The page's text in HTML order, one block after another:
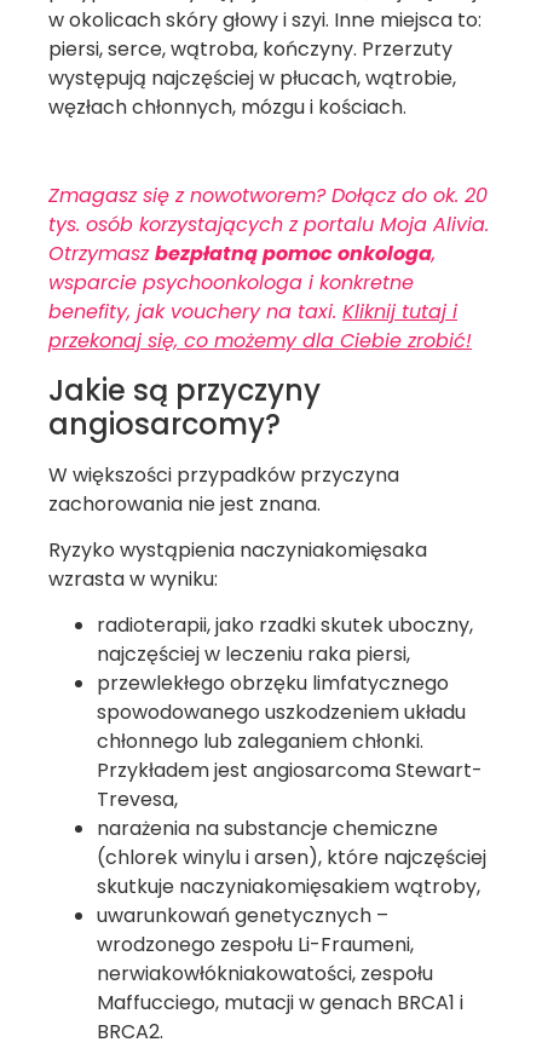
w okolicach skóry głowy i szyi. Inne miejsca to:
piersi, serce, wątroba, kończyny. Przerzuty
występują najczęściej w płucach, wątrobie,
węzłach chłonnych, mózgu i kościach.
Zmagasz się z nowotworem? Dołącz do ok. 20
tys. osób korzystających z portalu Moja Alivia.
Otrzymaszbezpłatną pomoc onkologa,
wsparcie psychoonkologa i konkretne
benefity, jak vouchery na taxi. Kliknij tutaj i
przekonaj się, co możemy dla Ciebie zrobić!
Jakie są przyczyny
angiosarcomy?
W większości przypadków przyczyna
zachorowania nie jest znana.
Ryzyko wystąpienia naczyniakomięsaka
wzrasta w wyniku:
radioterapii, jako rzadki skutek uboczny,
najczęściej w leczeniu raka piersi,
przewlekłego obrzęku limfatycznego
spowodowanego uszkodzeniem układu
chłonnego lub zaleganiem chłonki.
Przykładem jest angiosarcoma Stewart-
Trevesa,
narażenia na substancje chemiczne
(chlorek winylu i arsen), które najczęściej
skutkuje naczyniakomięsakiem wątroby,
uwarunkowań genetycznych –
wrodzonego zespołu Li-Fraumeni,
nerwiakowłókniakowatości, zespołu
Maffucciego, mutacji w genach BRCA1 i
BRCA2.